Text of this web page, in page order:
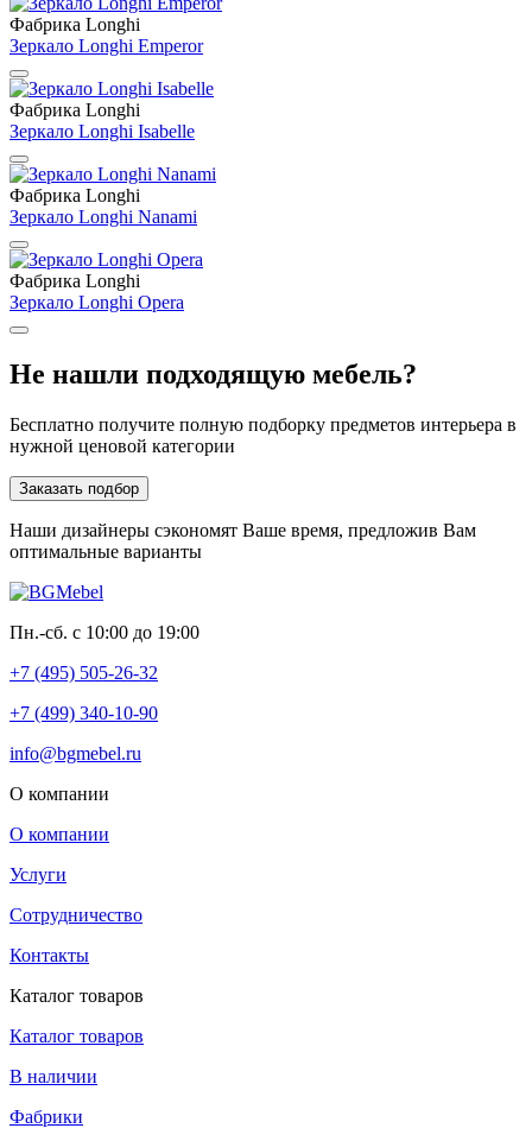
Фабрика Longhi
Зеркало Longhi Emperor
Фабрика Longhi
Зеркало Longhi Isabelle
Фабрика Longhi
Зеркало Longhi Nanami
Фабрика Longhi
Зеркало Longhi Opera
Не нашли подходящую мебель?
Бесплатно получите полную подборку предметов интерьера в
нужной ценовой категории
Заказать подбор
Наши дизайнеры сэкономят Ваше время, предложив Вам
оптимальные варианты
Пн.-сб. с 10:00 до 19:00
+7 (495) 505-26-32
+7 (499) 340-10-90
info@bgmebel.ru
О компании
О компании
Услуги
Сотрудничество
Контакты
Каталог товаров
Каталог товаров
В наличии
Фабрики